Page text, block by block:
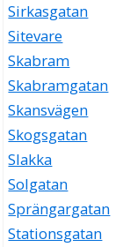
Sirkasgatan
Sitevare
Skabram
Skabramgatan
Skansvägen
Skogsgatan
Slakka
Solgatan
Sprängargatan
Stationsgatan